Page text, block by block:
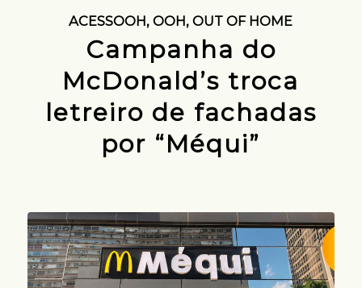
ACESSOOH,OOH,OUT OF HOME
Campanha do
McDonald’s troca
letreiro de fachadas
por “Méqui”